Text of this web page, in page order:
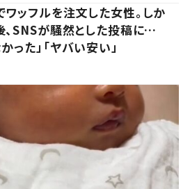
ワッフルを注文した女性。しか
、SNSが騒然とした投稿に…
った」「ヤバい安い」